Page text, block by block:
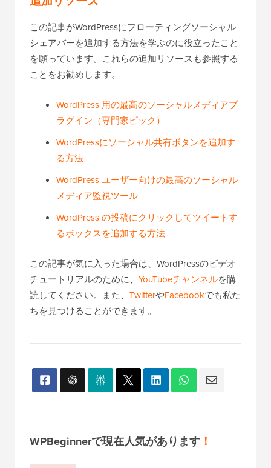
この記事がWordPressにフローティングソーシャル
シェアバーを追加する方法を学ぶのに役立ったこと
を願っています。これらの追加リソースも参照する
ことをお勧めします。
WordPress 用の最高のソーシャルメディアプ
ラグイン（専門家ピック）
WordPressにソーシャル共有ボタンを追加す
る方法
WordPress ユーザー向けの最高のソーシャル
メディア監視ツール
WordPress の投稿にクリックしてツイートす
るボックスを追加する方法
この記事が気に入った場合は、WordPressのビデオ
チュートリアルのために、 YouTubeチャンネルを購
読してください。また、 TwitterやFacebookでも私た
ちを見つけることができます。
WPBeginnerで現在人気があります ！